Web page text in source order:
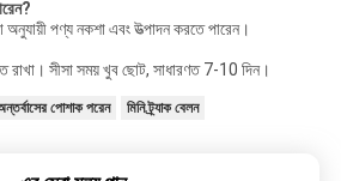
অনুযায়ী পণ্য নকশা এবং উত্পাদন করতে পারেন।
রাখা। সীসা সময় খুব ছোট, সাধারণত 7-10 দিন।
পোশাক পরেন মিনি ট্র্যাক বেলন